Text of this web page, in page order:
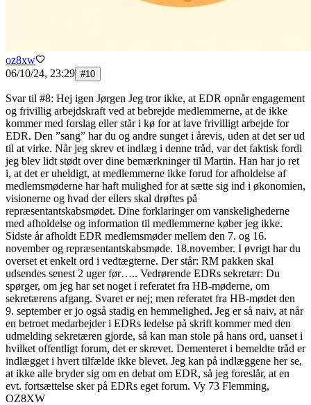
oz8xw
06/10/24, 23:29 #10
Svar til #8: Hej igen Jørgen Jeg tror ikke, at EDR opnår engagement
og frivillig arbejdskraft ved at bebrejde medlemmerne, at de ikke
kommer med forslag eller står i kø for at lave frivilligt arbejde for
EDR. Den ”sang” har du og andre sunget i årevis, uden at det ser ud
til at virke. Når jeg skrev et indlæg i denne tråd, var det faktisk fordi
jeg blev lidt stødt over dine bemærkninger til Martin. Han har jo ret
i, at det er uheldigt, at medlemmerne ikke forud for afholdelse af
medlemsmøderne har haft mulighed for at sætte sig ind i økonomien,
visionerne og hvad der ellers skal drøftes på
repræsentantskabsmødet. Dine forklaringer om vanskelighederne
med afholdelse og information til medlemmerne køber jeg ikke.
Sidste år afholdt EDR medlemsmøder mellem den 7. og 16.
november og repræsentantskabsmøde. 18.november. I øvrigt har du
overset et enkelt ord i vedtægterne. Der står: RM pakken skal
udsendes senest 2 uger før….. Vedrørende EDRs sekretær: Du
spørger, om jeg har set noget i referatet fra HB-møderne, om
sekretærens afgang. Svaret er nej; men referatet fra HB-mødet den
9. september er jo også stadig en hemmelighed. Jeg er så naiv, at når
en betroet medarbejder i EDRs ledelse på skrift kommer med den
udmelding sekretæren gjorde, så kan man stole på hans ord, uanset i
hvilket offentligt forum, det er skrevet. Dementeret i bemeldte tråd er
indlægget i hvert tilfælde ikke blevet. Jeg kan på indlæggene her se,
at ikke alle bryder sig om en debat om EDR, så jeg foreslår, at en
evt. fortsættelse sker på EDRs eget forum. Vy 73 Flemming,
OZ8XW